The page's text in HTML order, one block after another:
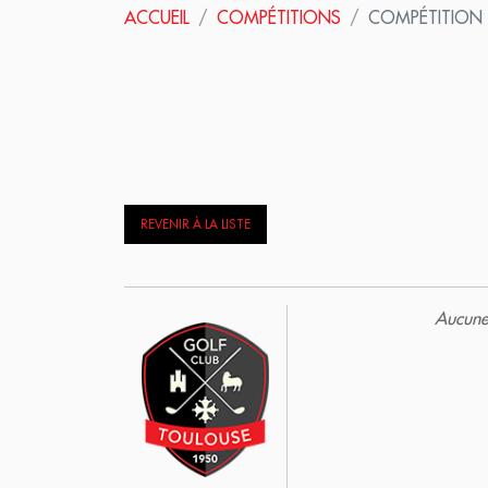
ACCUEIL COMPÉTITIONS COMPÉTITION
REVENIR À LA LISTE